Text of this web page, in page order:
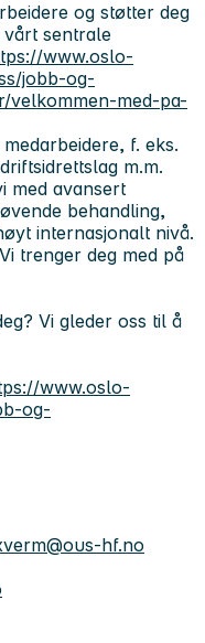
og støtter deg
vårt sentrale
www.oslo-
jobb-og-
velkommen-med-pa-
f. eks.
m.m.
med avansert
behandling,
internasjonalt nivå.
trenger deg med på
Vi gleder oss til å
www.oslo-
og-
hf.no